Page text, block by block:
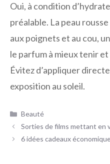
Oui, à condition
préalable. La peau
aux poignets et au cou,
le parfum à mieux tenir
Évitez d’appliquer
exposition au soleil.
Catégories
Beauté
Sorties de films mettant en
6 idées cadeaux